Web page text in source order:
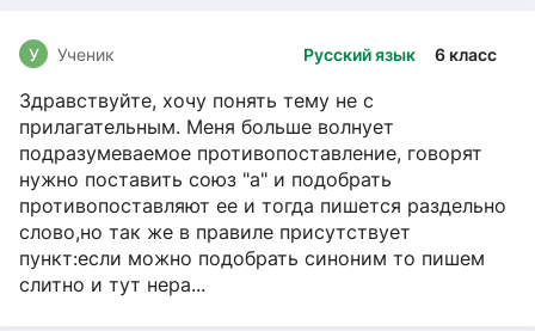
Русский язык 6 класс
У Ученик
Здравствуйте, хочу понять тему не с
прилагательным. Меня больше волнует
подразумеваемое противопоставление, говорят
нужно поставить союз "а" и подобрать
противопоставляют ее и тогда пишется раздельно
слово,но так же в правиле присутствует
пункт:если можно подобрать синоним то пишем
слитно и тут нера...